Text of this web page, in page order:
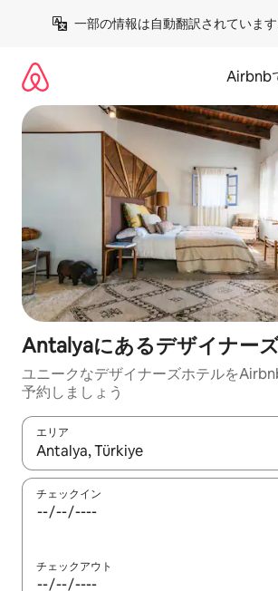
一部の情報は自動翻訳されています
Airbnb
Antalyaにあるデ⁠ザ⁠イ⁠ナ⁠ー⁠
ユニークなデ⁠ザ⁠イ⁠ナ⁠ー⁠ズホ⁠テ⁠ル⁠を
予⁠約し⁠ま⁠し⁠ょ⁠う
エリア
検索結果が表示されたら、上下の矢印キ
チェックイン
チェックアウト